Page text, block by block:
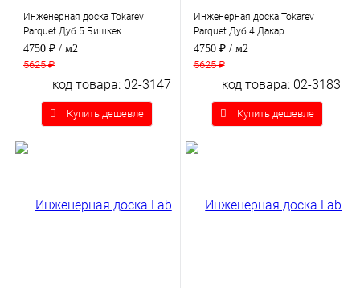
Инженерная доска Tokarev
Parquet Дуб 5 Бишкек
4750 ₽ / м2
5625 ₽
код товара: 02-3147
Купить дешевле
Инженерная доска Tokarev
Parquet Дуб 4 Дакар
4750 ₽ / м2
5625 ₽
код товара: 02-3183
Купить дешевле